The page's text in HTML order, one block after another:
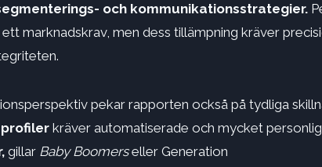
och kommunikationsstrategier.
marknadskrav, men dess tillämpning kräver
pekar rapporten också på tydliga
kräver automatiserade och mycket
gillar Baby Boomerseller Generation